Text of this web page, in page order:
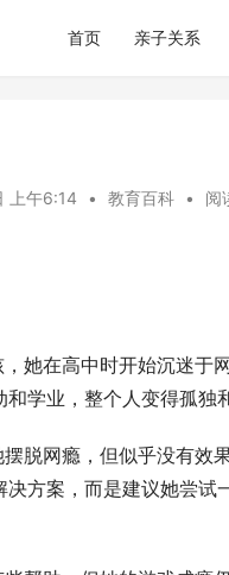
首页 亲子关系
上午6:14 • 教育百科 • 阅
她在高中时开始沉迷于
学业，整个人变得孤独
脱网瘾，但似乎没有效
方案，而是建议她尝试